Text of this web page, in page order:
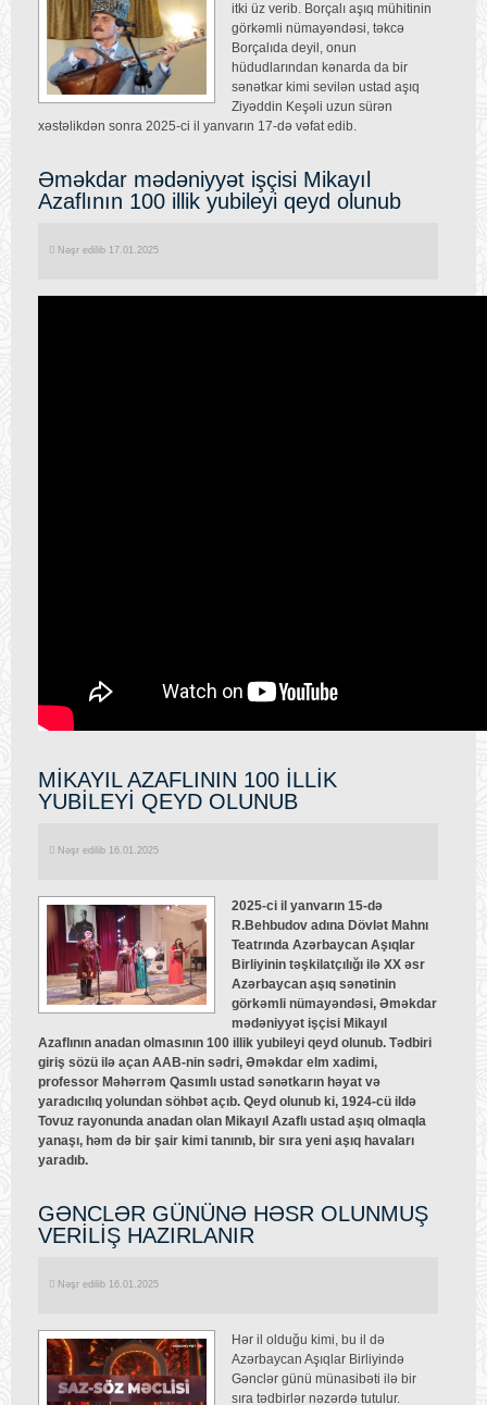
itki üz verib. Borçalı aşıq mühitinin
görkəmli nümayəndəsi, təkcə
Borçalıda deyil, onun
hüdudlarından kənarda da bir
sənətkar kimi sevilən ustad aşıq
Ziyəddin Keşəli uzun sürən
xəstəlikdən sonra 2025-ci il yanvarın 17-də vəfat edib.
Əməkdar mədəniyyət işçisi Mikayıl
Azaflının 100 illik yubileyi qeyd olunub
Nəşr edilib 17.01.2025
MİKAYIL AZAFLININ 100 İLLİK
YUBİLEYİ QEYD OLUNUB
Nəşr edilib 16.01.2025
2025-ci il yanvarın 15-də
R.Behbudov adına Dövlət Mahnı
Teatrında Azərbaycan Aşıqlar
Birliyinin təşkilatçılığı ilə XX əsr
Azərbaycan aşıq sənətinin
görkəmli nümayəndəsi, Əməkdar
mədəniyyət işçisi Mikayıl
Azaflının anadan olmasının 100 illik yubileyi qeyd olunub. Tədbiri
giriş sözü ilə açan AAB-nin sədri, Əməkdar elm xadimi,
professor Məhərrəm Qasımlı ustad sənətkarın həyat və
yaradıcılıq yolundan söhbət açıb. Qeyd olunub ki, 1924-cü ildə
Tovuz rayonunda anadan olan Mikayıl Azaflı ustad aşıq olmaqla
yanaşı, həm də bir şair kimi tanınıb, bir sıra yeni aşıq havaları
yaradıb.
GƏNCLƏR GÜNÜNƏ HƏSR OLUNMUŞ
VERİLİŞ HAZIRLANIR
Nəşr edilib 16.01.2025
Hər il olduğu kimi, bu il də
Azərbaycan Aşıqlar Birliyində
Gənclər günü münasibəti ilə bir
sıra tədbirlər nəzərdə tutulur.